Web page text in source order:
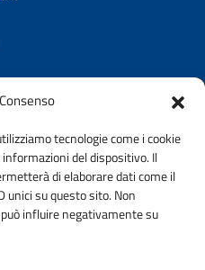
tecnologie come i cookie
del dispositivo. Il
di elaborare dati come il
unici su questo sito. Non
influire negativamente su